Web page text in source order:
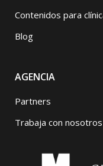
Contenidos para
Blog
AGENCIA
Partners
Trabaja con nosotros